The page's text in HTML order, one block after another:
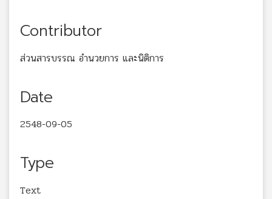
Contributor
ส่วนสารบรรณ อำนวยการ และนิติการ
Date
2548-09-05
Type
Text